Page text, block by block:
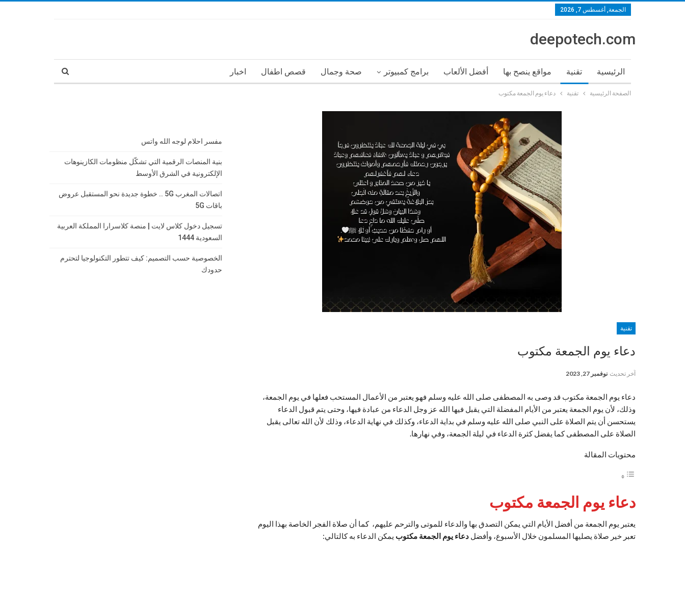
الجمعة, أغسطس 7, 2026
deepotech.com
الرئيسية تقنية مواقع ينصح بها أفضل الألعاب برامج كمبيوتر صحة وجمال قصص اطفال اخبار
الصفحة الرئيسية تقنية دعاء يوم الجمعة مكتوب
تقنية
دعاء يوم الجمعة مكتوب
آخر تحديث نوفمبر 27, 2023
دعاء يوم الجمعة مكتوب قد وصى به المصطفى صلى الله عليه وسلم فهو يعتبر من الأعمال المستحب فعلها في يوم الجمعة،
وذلك، لأن يوم الجمعة يعتبر من الأيام المفضلة التي يقبل فيها الله عز وجل الدعاء من عبادة فيها، وحتى يتم قبول الدعاء
يستحسن أن يتم الصلاة على النبي صلى الله عليه وسلم في بداية الدعاء، وكذلك في نهاية الدعاء، وذلك لأن الله تعالى يقبل
الصلاة على المصطفى كما يفضل كثرة الدعاء في ليلة الجمعة، وفي نهارها.
محتويات المقالة
دعاء يوم الجمعة مكتوب
يعتبر يوم الجمعة من أفضل الأيام التي يمكن التصدق بها والدعاء للموتى والترحم عليهم، كما أن صلاة الفجر الخاصة بهذا اليوم
تعبر خير صلاة يصليها المسلمون خلال الأسبوع، وأفضل دعاء يوم الجمعة مكتوب يمكن الدعاء به كالتالي:
مفسر احلام لوجه الله واتس
بنية المنصات الرقمية التي تشكّل منظومات الكازينوهات
الإلكترونية في الشرق الأوسط
اتصالات المغرب 5G .. خطوة جديدة نحو المستقبل عروض
باقات 5G
تسجيل دخول كلاس لايت | منصة كلاسرارا المملكة العربية
السعودية 1444
الخصوصية حسب التصميم: كيف تتطور التكنولوجيا لتحترم
حدودك